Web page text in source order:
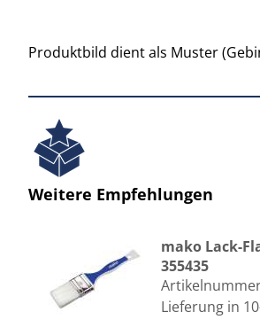
Produktbild dient als Muster
Weitere Empfehlungen
mako Lack-
355435
Lieferung in